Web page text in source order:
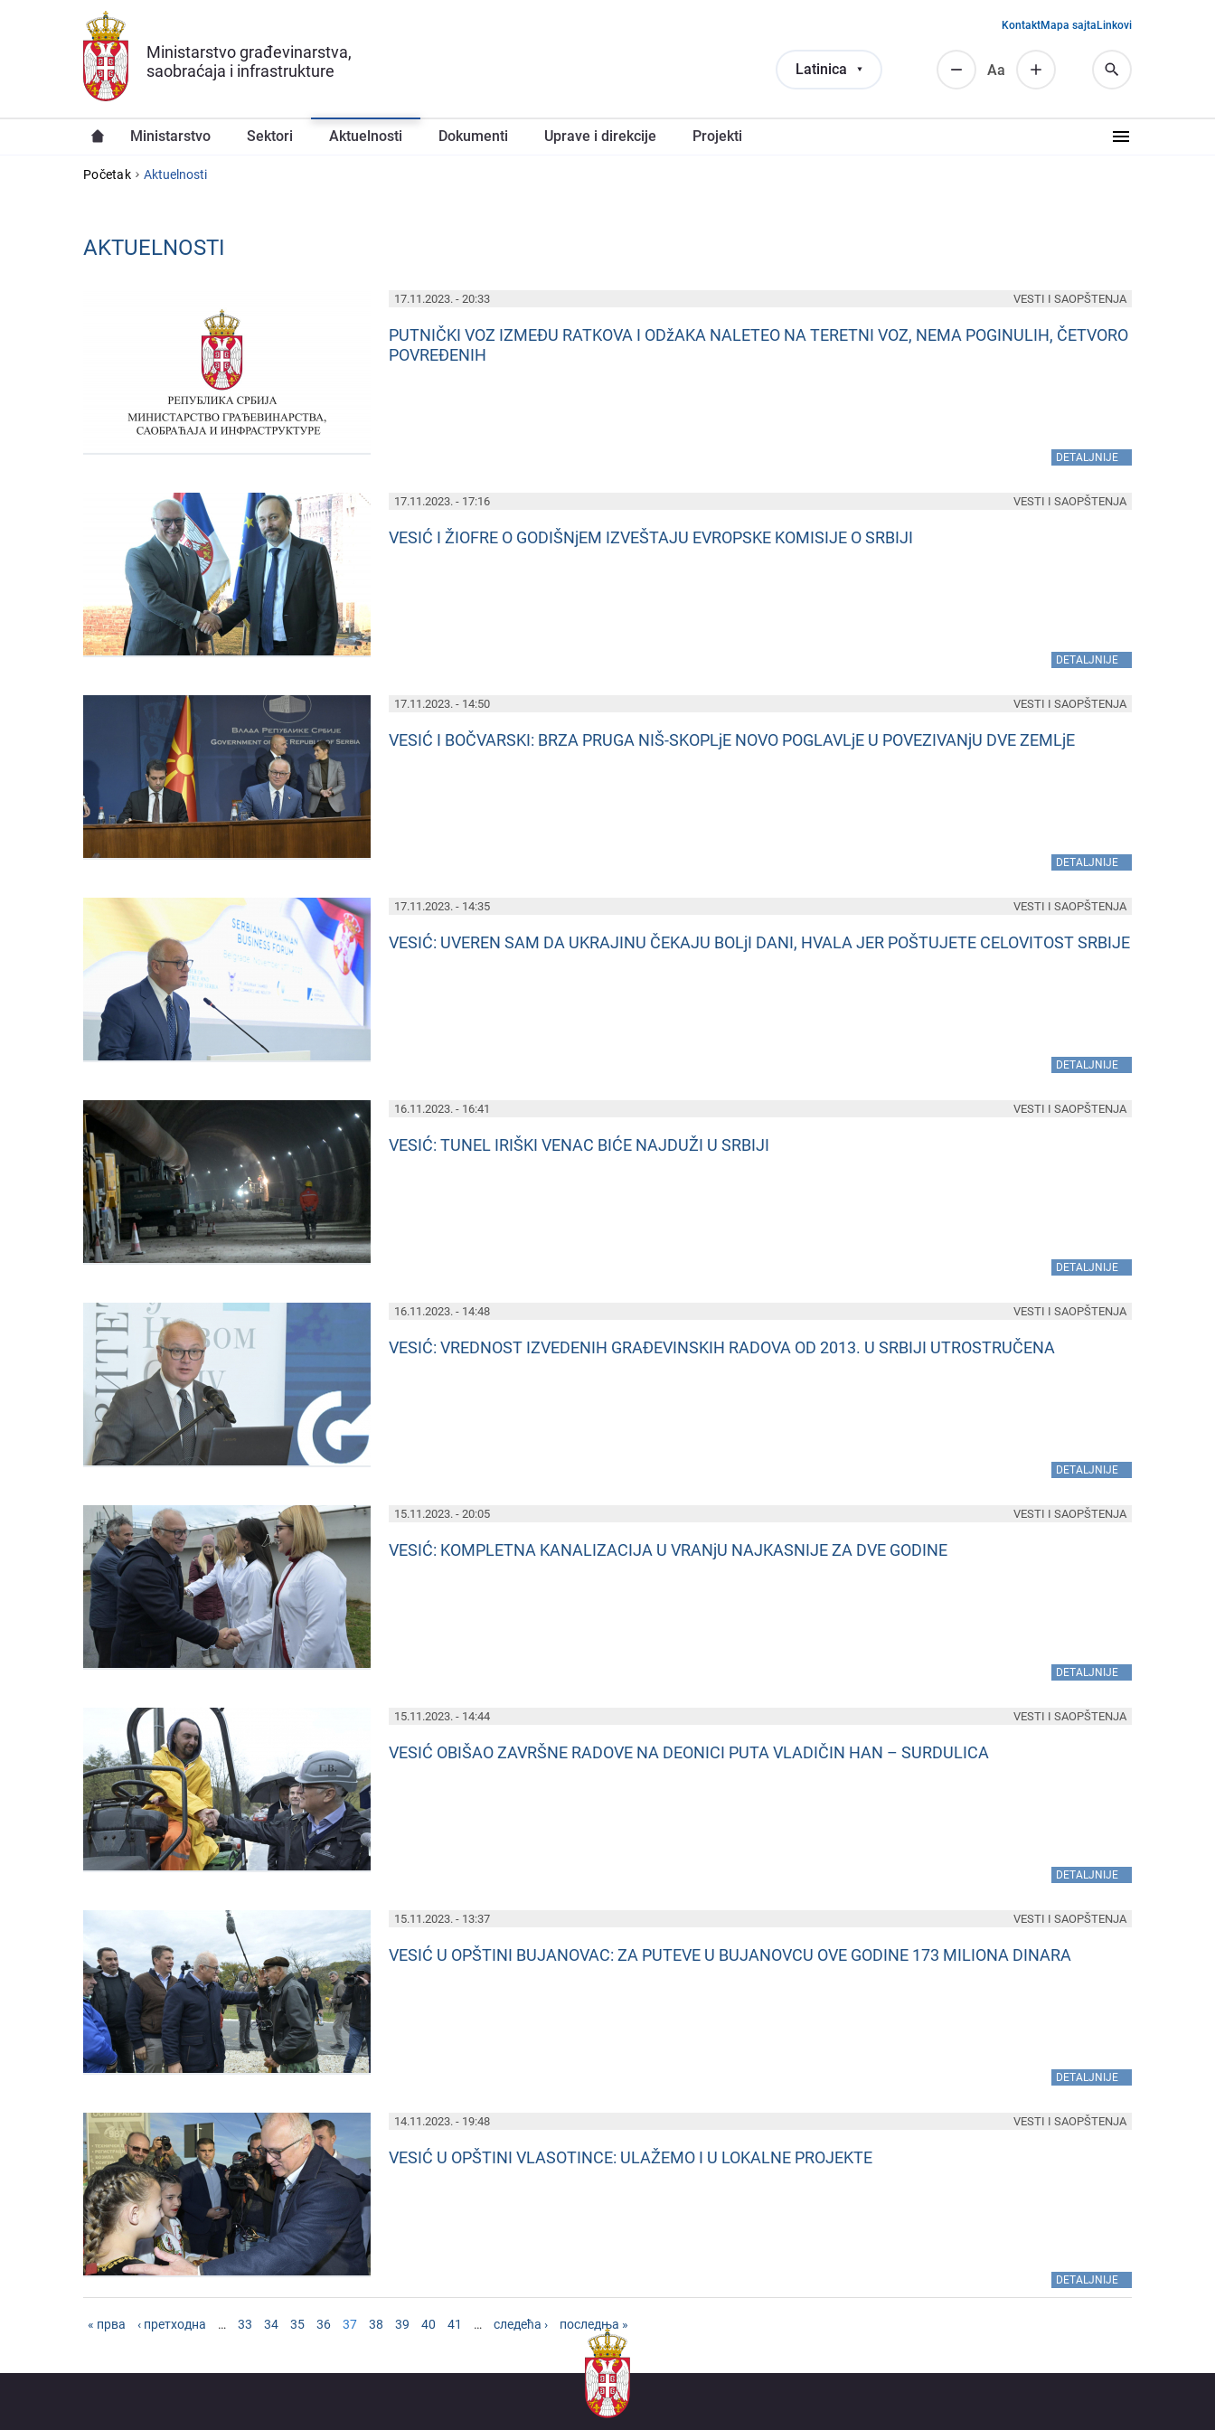
Preskoči na glavni deo sadržaja
Ministarstvo građevinarstva,
saobraćaja i infrastrukture
Latinica Аа
KontaktMapa sajta Linkovi
Ministarstvo Sektori Aktuelnosti Dokumеnti Upravе i direkcije Projеkti
YOU ARE HERE
Početak Aktuelnosti
AKTUELNOSTI
17.11.2023. - 20:33
PUTNIČKI VOZ IZMEĐU RATKOVA I ODžAKA NALETEO NA TERETNI VOZ, NEMA POGINULIH, ČETVORO
POVREĐENIH
DETALJNIJE
VESTI I SAOPŠTENJA
17.11.2023. - 17:16
VESIĆ I ŽIOFRE O GODIŠNjEM IZVEŠTAJU EVROPSKE KOMISIJE O SRBIJI
DETALJNIJE
VESTI I SAOPŠTENJA
17.11.2023. - 14:50
VESIĆ I BOČVARSKI: BRZA PRUGA NIŠ-SKOPLjE NOVO POGLAVLjE U POVEZIVANjU DVE ZEMLjE
DETALJNIJE
VESTI I SAOPŠTENJA
17.11.2023. - 14:35
VESIĆ: UVEREN SAM DA UKRAJINU ČEKAJU BOLjI DANI, HVALA JER POŠTUJETE CELOVITOST SRBIJE
DETALJNIJE
VESTI I SAOPŠTENJA
16.11.2023. - 16:41
VESIĆ: TUNEL IRIŠKI VENAC BIĆE NAJDUŽI U SRBIJI
DETALJNIJE
VESTI I SAOPŠTENJA
16.11.2023. - 14:48
VESIĆ: VREDNOST IZVEDENIH GRAĐEVINSKIH RADOVA OD 2013. U SRBIJI UTROSTRUČENA
DETALJNIJE
VESTI I SAOPŠTENJA
15.11.2023. - 20:05
VESIĆ: KOMPLETNA KANALIZACIJA U VRANjU NAJKASNIJE ZA DVE GODINE
DETALJNIJE
VESTI I SAOPŠTENJA
15.11.2023. - 14:44
VESIĆ OBIŠAO ZAVRŠNE RADOVE NA DEONICI PUTA VLADIČIN HAN – SURDULICA
DETALJNIJE
VESTI I SAOPŠTENJA
15.11.2023. - 13:37
VESIĆ U OPŠTINI BUJANOVAC: ZA PUTEVE U BUJANOVCU OVE GODINE 173 MILIONA DINARA
DETALJNIJE
VESTI I SAOPŠTENJA
14.11.2023. - 19:48
VESIĆ U OPŠTINI VLASOTINCE: ULAŽEMO I U LOKALNE PROJEKTE
DETALJNIJE
VESTI I SAOPŠTENJA
« прва ‹ претходна … 33 34 35 36 37 38 39 40 41 … следећа › последња »